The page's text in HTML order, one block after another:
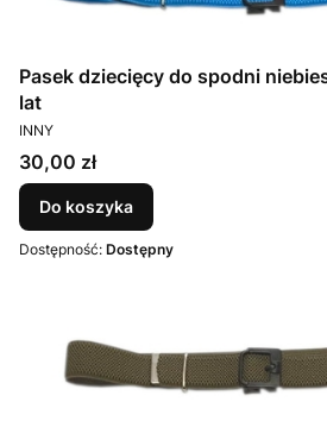
Pasek dziecięcy do spodni
lat
PRODUCENT
INNY
Cena
30,00 zł
Do koszyka
Dostępność: Dostępny